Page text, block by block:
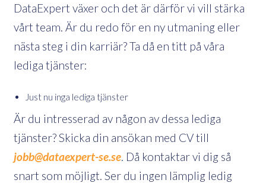
DataExpert växer och det är därför vi vill stärka
vårt team. Är du redo för en ny utmaning eller
nästa steg i din karriär? Ta då en titt på våra
lediga tjänster:
Just nu inga lediga tjänster
Är du intresserad av någon av dessa lediga
tjänster? Skicka din ansökan med CV till
jobb@dataexpert-se.se. Då kontaktar vi dig så
snart som möjligt. Ser du ingen lämplig ledig